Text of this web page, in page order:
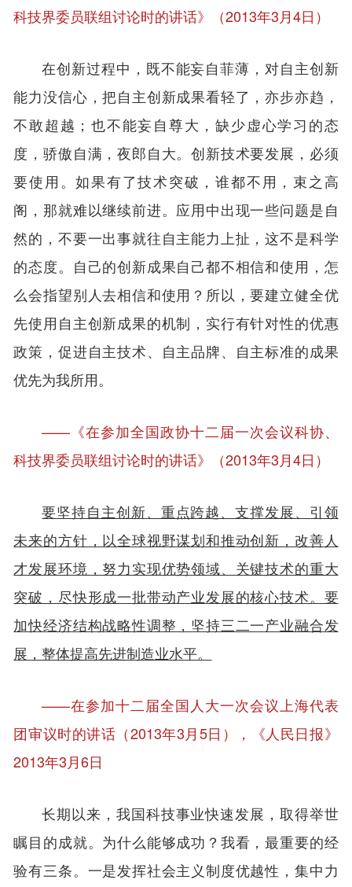
科技界委员联组讨论时的讲话》（2013年3月4日）
在创新过程中，既不能妄自菲薄，对自主创新
能力没信心，把自主创新成果看轻了，亦步亦趋，
不敢超越；也不能妄自尊大，缺少虚心学习的态
度，骄傲自满，夜郎自大。创新技术要发展，必须
要使用。如果有了技术突破，谁都不用，束之高
阁，那就难以继续前进。应用中出现一些问题是自
然的，不要一出事就往自主能力上扯，这不是科学
的态度。自己的创新成果自己都不相信和使用，怎
么会指望别人去相信和使用？所以，要建立健全优
先使用自主创新成果的机制，实行有针对性的优惠
政策，促进自主技术、自主品牌、自主标准的成果
优先为我所用。
——《在参加全国政协十二届一次会议科协、
科技界委员联组讨论时的讲话》（2013年3月4日）
要坚持自主创新、重点跨越、支撑发展、引领
未来的方针，以全球视野谋划和推动创新，改善人
才发展环境，努力实现优势领域、关键技术的重大
突破，尽快形成一批带动产业发展的核心技术。要
加快经济结构战略性调整，坚持三二一产业融合发
展，整体提高先进制造业水平。
——在参加十二届全国人大一次会议上海代表
团审议时的讲话（2013年3月5日），《人民日报》
2013年3月6日
长期以来，我国科技事业快速发展，取得举世
瞩目的成就。为什么能够成功？我看，最重要的经
验有三条。一是发挥社会主义制度优越性，集中力